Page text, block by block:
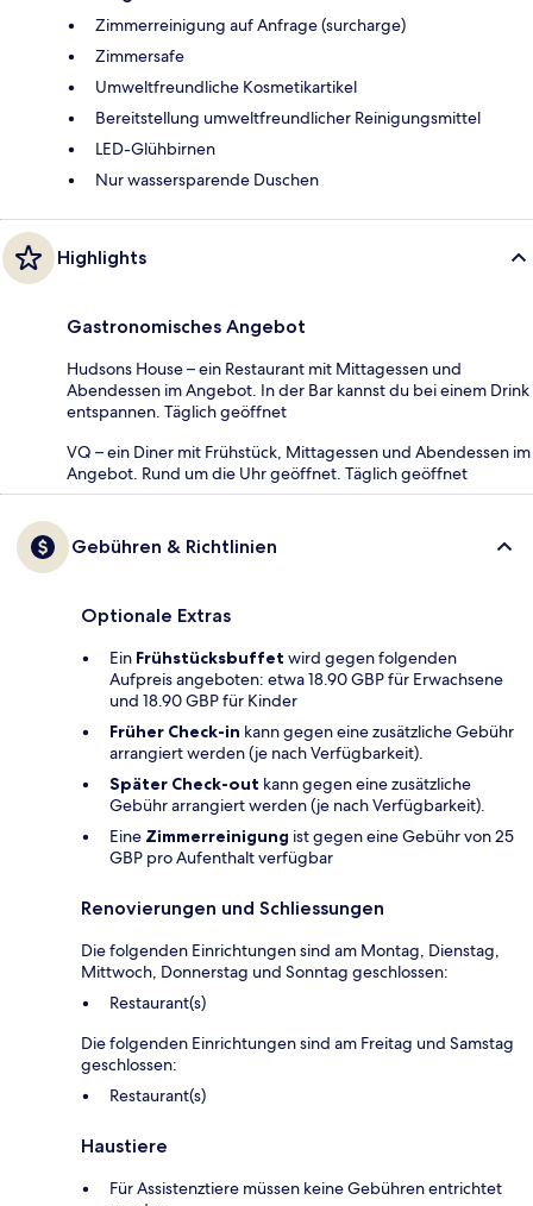
Zimmerreinigung auf Anfrage (surcharge)
Zimmersafe
Umweltfreundliche Kosmetikartikel
Bereitstellung umweltfreundlicher Reinigungsmittel
LED-Glühbirnen
Nur wassersparende Duschen
Highlights
Gastronomisches Angebot
Hudsons House – ein Restaurant mit Mittagessen und
Abendessen im Angebot. In der Bar kannst du bei einem Drink
entspannen. Täglich geöffnet
VQ – ein Diner mit Frühstück, Mittagessen und Abendessen im
Angebot. Rund um die Uhr geöffnet. Täglich geöffnet
Gebühren & Richtlinien
Optionale Extras
Ein Frühstücksbuffet wird gegen folgenden
Aufpreis angeboten: etwa 18.90 GBP für Erwachsene
und 18.90 GBP für Kinder
Früher Check-in kann gegen eine zusätzliche Gebühr
arrangiert werden (je nach Verfügbarkeit).
Später Check-out kann gegen eine zusätzliche
Gebühr arrangiert werden (je nach Verfügbarkeit).
Eine Zimmerreinigung ist gegen eine Gebühr von 25
GBP pro Aufenthalt verfügbar
Renovierungen und Schliessungen
Die folgenden Einrichtungen sind am Montag, Dienstag,
Mittwoch, Donnerstag und Sonntag geschlossen:
Restaurant(s)
Die folgenden Einrichtungen sind am Freitag und Samstag
geschlossen:
Restaurant(s)
Haustiere
Für Assistenztiere müssen keine Gebühren entrichtet